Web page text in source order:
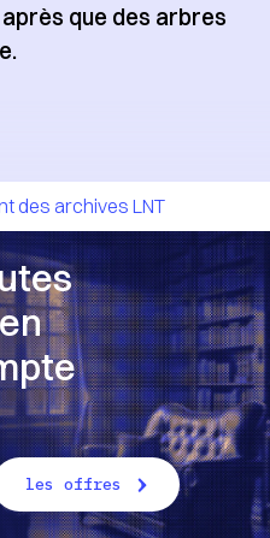
que des arbres
des archives LNT
les offres